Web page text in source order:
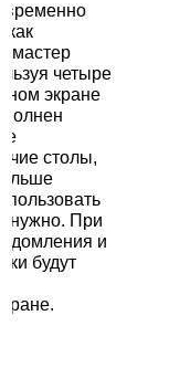
как
мастер
четыре
экране
столы,
нужно. При
и
будут